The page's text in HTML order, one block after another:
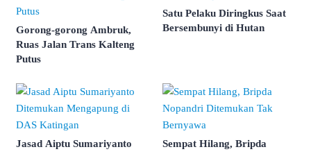
Gorong-gorong Ambruk,
Ruas Jalan Trans Kalteng
Putus
Satu Pelaku Diringkus Saat
Bersembunyi di Hutan
Jasad Aiptu Sumariyanto
Sempat Hilang, Bripda